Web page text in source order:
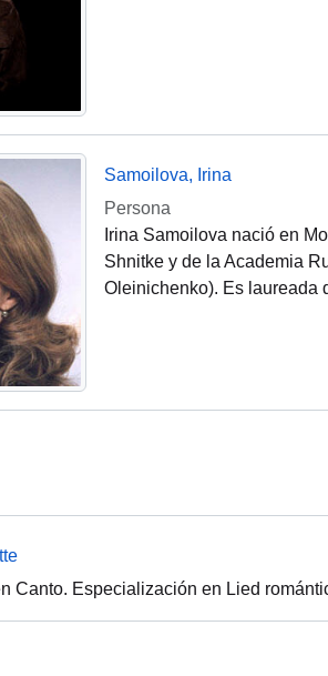
Samoilova, Irina
Persona
Irina Samoilova nació en
Shnitke y de la Academia
Oleinichenko). Es laureada
Canto. Especialización en Lied